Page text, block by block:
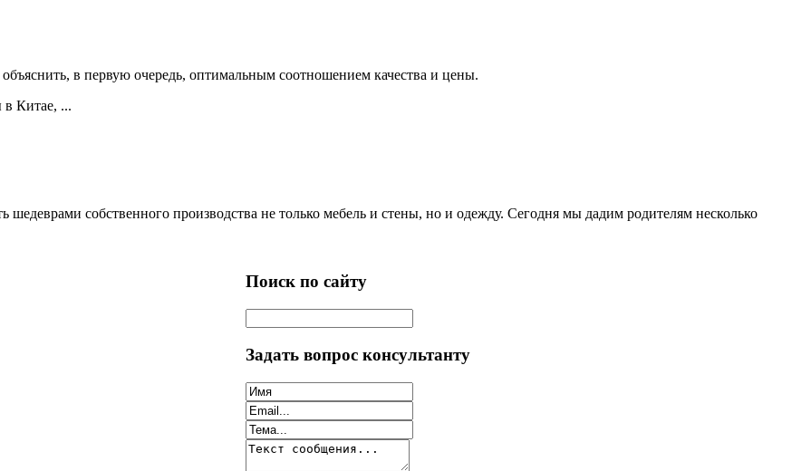
в первую очередь, оптимальным соотношением качества и цены.
в Китае, ...
собственного производства не только мебель и стены, но и одежду. Сегодня мы дадим родителям несколько
Поиск по сайту
Задать вопрос консультанту